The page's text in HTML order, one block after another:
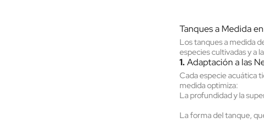
Tanques a Medida
Los tanques a medida
especies cultivadas y a
1. Adaptación a las
Cada especie acuática
medida optimiza:
Laprofundidady la
Laforma del tanque,